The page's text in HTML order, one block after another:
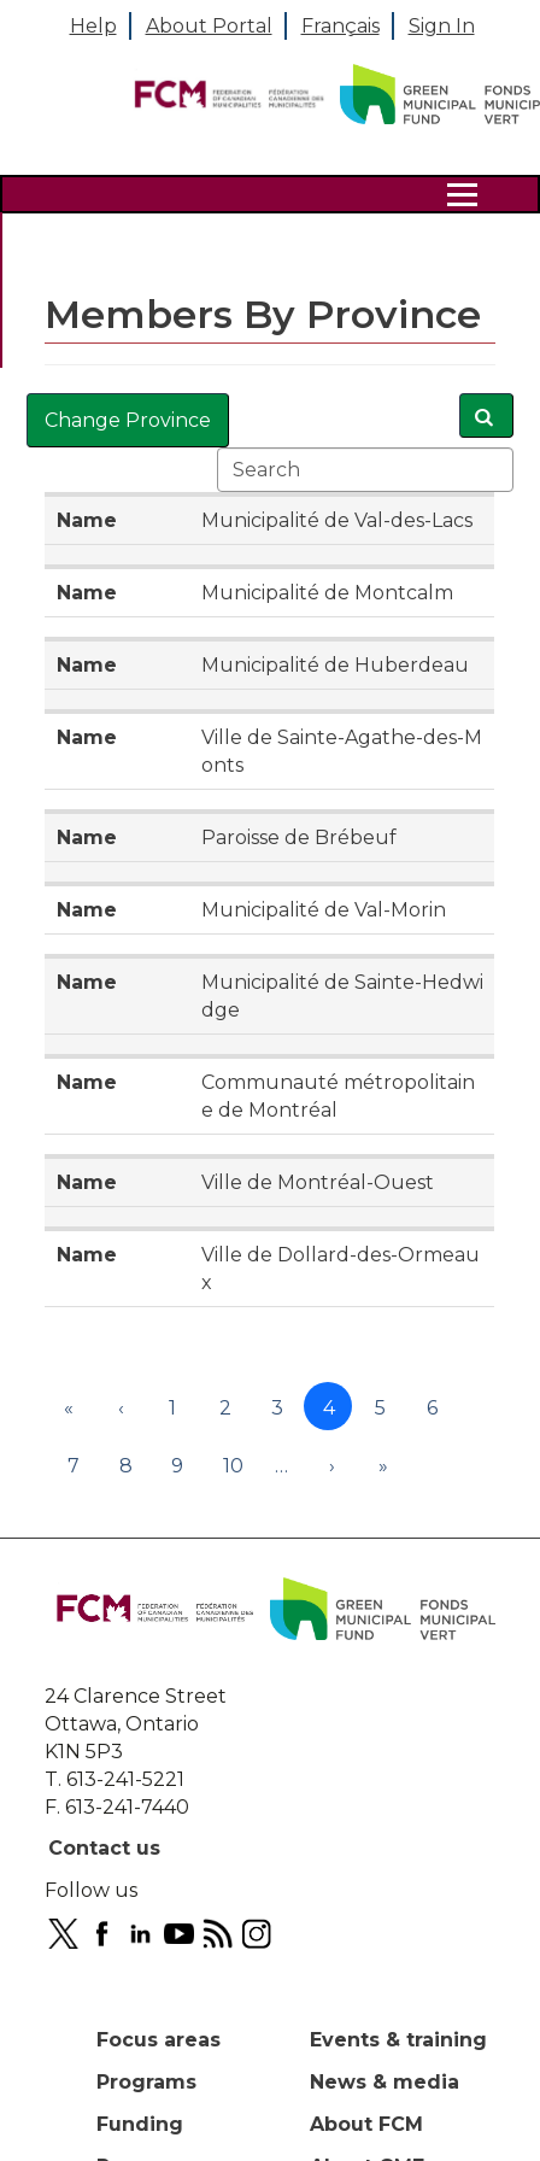
Help About Portal Français Sign In
Search
Members By Province
Change Province
Municipalité de Val-des-Lacs
Municipalité de Montcalm
Municipalité de Huberdeau
Ville de Sainte-Agathe-des-M
onts
Paroisse de Brébeuf
Municipalité de Val-Morin
Municipalité de Sainte-Hedwi
dge
Communauté métropolitain
e de Montréal
Ville de Montréal-Ouest
Ville de Dollard-des-Ormeau
x
« ‹ 1 2 3 4 5 6
7 8 9 10 … › »
About
this
24 Clarence Street
Ottawa, Ontario
K1N 5P3
T. 613-241-5221
F. 613-241-7440
Contact us
Follow us
Focus areas
Programs
Funding
Events & training
News & media
About FCM